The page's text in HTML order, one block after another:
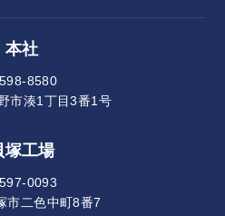
本社
8580
市湊1丁目3番1号
塚工場
0093
市二色中町8番7